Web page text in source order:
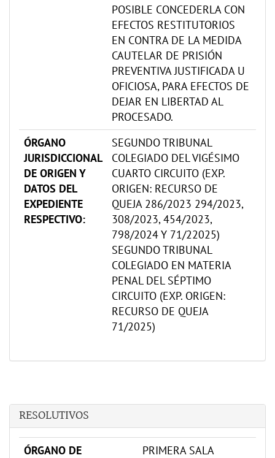
POSIBLE CONCEDERLA CON
EFECTOS RESTITUTORIOS
EN CONTRA DE LA MEDIDA
CAUTELAR DE PRISIÓN
PREVENTIVA JUSTIFICADA U
OFICIOSA, PARA EFECTOS DE
DEJAR EN LIBERTAD AL
PROCESADO.
ÓRGANO
JURISDICCIONAL
DE ORIGEN Y
DATOS DEL
EXPEDIENTE
RESPECTIVO:
SEGUNDO TRIBUNAL
COLEGIADO DEL VIGÉSIMO
CUARTO CIRCUITO (EXP.
ORIGEN: RECURSO DE
QUEJA 286/2023 294/2023,
308/2023, 454/2023,
798/2024 Y 71/22025)
SEGUNDO TRIBUNAL
COLEGIADO EN MATERIA
PENAL DEL SÉPTIMO
CIRCUITO (EXP. ORIGEN:
RECURSO DE QUEJA
71/2025)
RESOLUTIVOS
ÓRGANO DE
PRIMERA SALA